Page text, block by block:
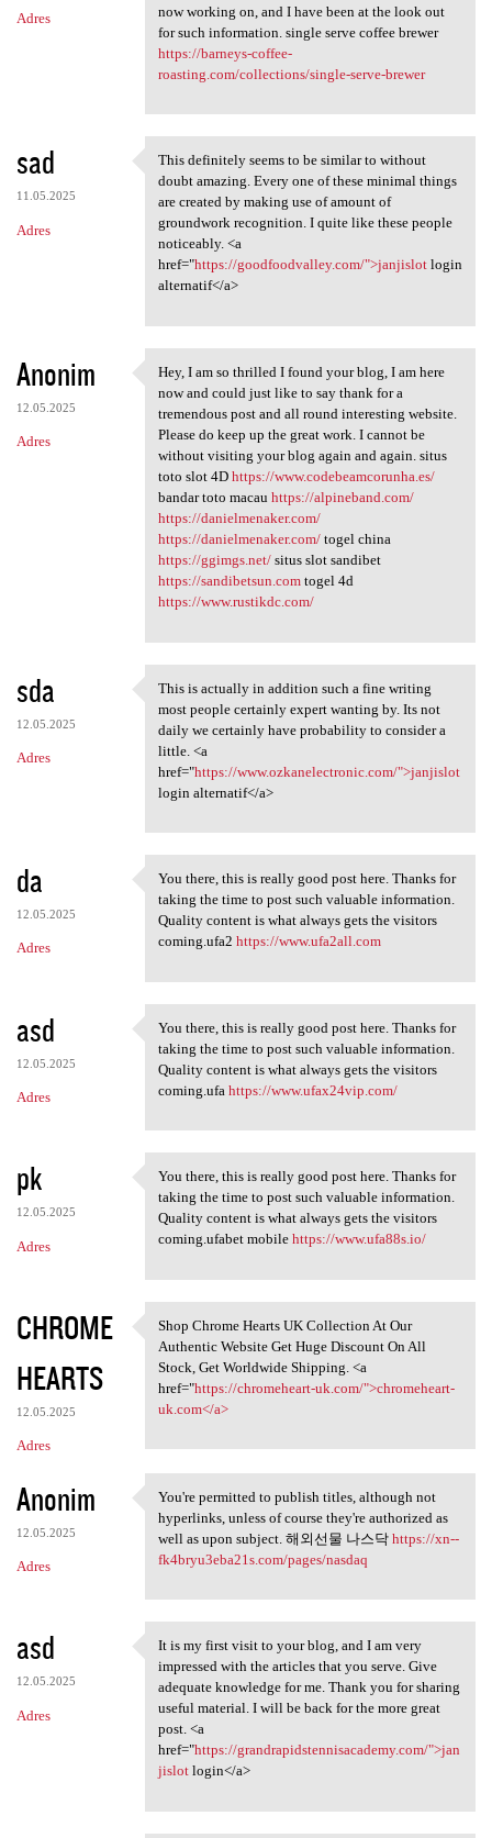
Adres
now working on, and I have been at the look out
for such information. single serve coffee brewer
https://barneys-coffee-
roasting.com/collections/single-serve-brewer
sad
11.05.2025
Adres
This definitely seems to be
This definitely seems to be similar to without
doubt amazing. Every one of these minimal things
are created by making use of amount of
groundwork recognition. I quite like these people
noticeably. <a
href="https://goodfoodvalley.com/">janjislotlogin
alternatif</a>
Anonim
12.05.2025
Adres
Hey, I am so thrilled I found
Hey, I am so thrilled I found your blog, I am here
now and could just like to say thank for a
tremendous post and all round interesting website.
Please do keep up the great work. I cannot be
without visiting your blog again and again. situs
toto slot 4D https://www.codebeamcorunha.es/
bandar toto macau https://alpineband.com/
https://danielmenaker.com/
https://danielmenaker.com/togel china
https://ggimgs.net/situs slot sandibet
https://sandibetsun.comtogel 4d
https://www.rustikdc.com/
sda
12.05.2025
Adres
This is actually in addition
This is actually in addition such a fine writing
most people certainly expert wanting by. Its not
daily we certainly have probability to consider a
little. <a
href="https://www.ozkanelectronic.com/">janjislot
login alternatif</a>
da
12.05.2025
Adres
You there, this is really
You there, this is really good post here. Thanks for
taking the time to post such valuable information.
Quality content is what always gets the visitors
coming.ufa2 https://www.ufa2all.com
asd
12.05.2025
Adres
You there, this is really
You there, this is really good post here. Thanks for
taking the time to post such valuable information.
Quality content is what always gets the visitors
coming.ufa https://www.ufax24vip.com/
pk
12.05.2025
Adres
You there, this is really
You there, this is really good post here. Thanks for
taking the time to post such valuable information.
Quality content is what always gets the visitors
coming.ufabet mobile https://www.ufa88s.io/
CHROME
HEARTS
12.05.2025
Adres
Shop Chrome Hearts UK
Shop Chrome Hearts UK Collection At Our
Authentic Website Get Huge Discount On All
Stock, Get Worldwide Shipping. <a
href="https://chromeheart-uk.com/">chromeheart-
uk.com</a>
Anonim
12.05.2025
Adres
You're permitted to publish
You're permitted to publish titles, although not
hyperlinks, unless of course they're authorized as
well as upon subject. 해외선물 나스닥 https://xn--
fk4bryu3eba21s.com/pages/nasdaq
asd
12.05.2025
Adres
It is my first visit to your
It is my first visit to your blog, and I am very
impressed with the articles that you serve. Give
adequate knowledge for me. Thank you for sharing
useful material. I will be back for the more great
post. <a
href="https://grandrapidstennisacademy.com/">jan
jislotlogin</a>